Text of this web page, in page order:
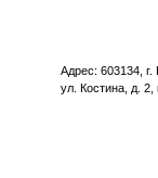
Адрес: 603134,
ул. Костина, д. 2,